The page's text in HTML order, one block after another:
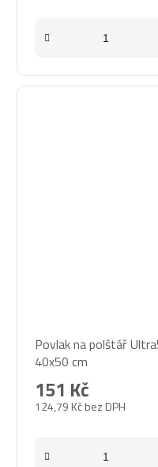
Povlak na polštář
40x50 cm
124,79 Kč bez DPH
151 Kč